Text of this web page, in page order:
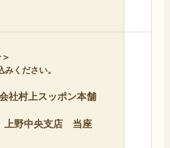
ください。
社村上スッポン本舗
野中央支店 当座